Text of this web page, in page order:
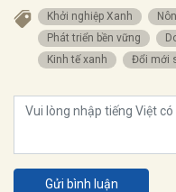
Khởi nghiệp Xanh
Phát triển bền vững
Kinh tế xanh
Đổi mới
Gửi bình luận